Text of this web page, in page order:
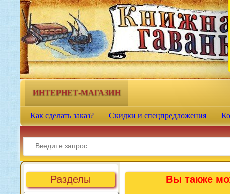
Книжная гавань - интернет-
магазин учебной литературы
ИНТЕРНЕТ-МАГАЗИН
Как сделать заказ? Скидки и спецпредложения
Разделы
Вы также